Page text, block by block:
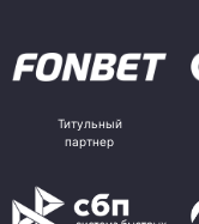
Титульный
партнер